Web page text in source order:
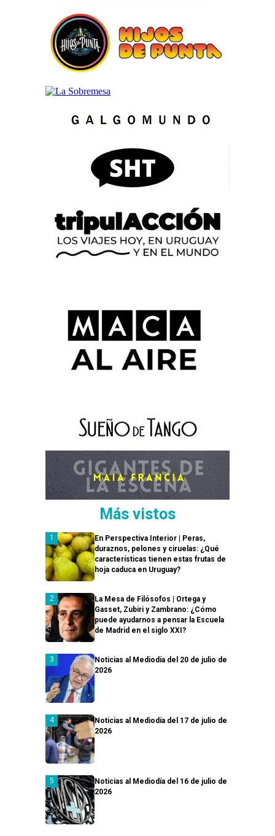
Más vistos
En Perspectiva Interior | Peras,
duraznos, pelones y ciruelas: ¿Qué
características tienen estas frutas de
hoja caduca en Uruguay?
La Mesa de Filósofos | Ortega y
Gasset, Zubiri y Zambrano: ¿Cómo
puede ayudarnos a pensar la Escuela
de Madrid en el siglo XXI?
Noticias al Mediodía del 20 de julio de
2026
Noticias al Mediodía del 17 de julio de
2026
Noticias al Mediodía del 16 de julio de
2026